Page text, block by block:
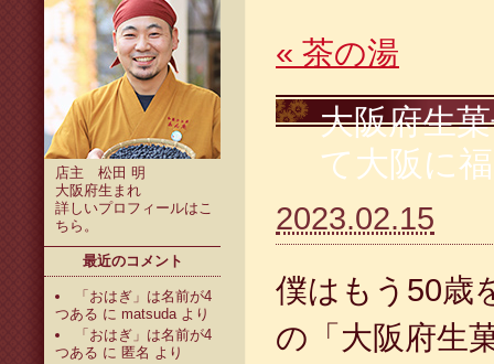
店主 松田 明
大阪府生まれ
詳しいプロフィールはこ
ちら 。
最近のコメント
「おはぎ」は名前が4
つある に matsudaより
「おはぎ」は名前が4
つある に 匿名 より
« 茶の湯
大阪府生
て大阪に
2023.02.15
僕はもう50歳
の「大阪府生